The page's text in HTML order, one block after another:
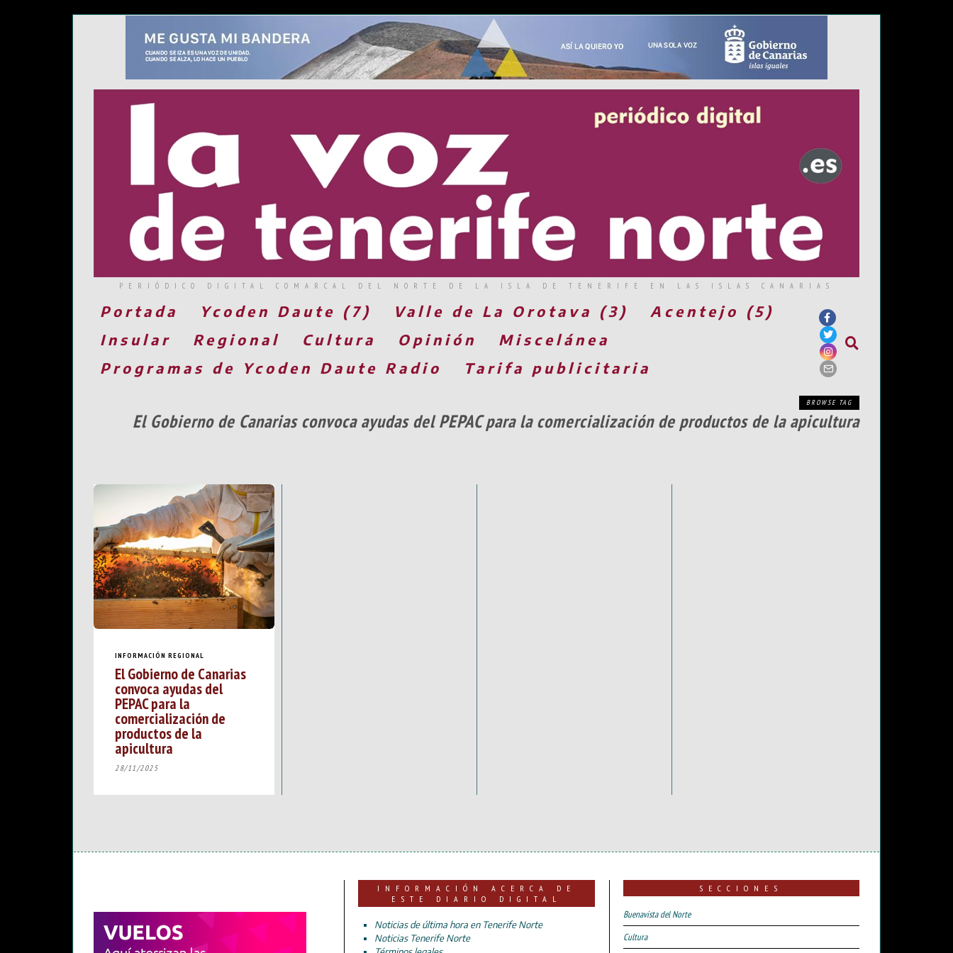
PERIÓDICO DIGITAL COMARCAL DEL NORTE DE LA ISLA DE TENERIFE EN LAS ISLAS CANARIAS
Portada Ycoden Daute (7) Valle de La Orotava (3)
Acentejo (5)
Insular
Regional Cultura Opinión
Miscelánea
Programas de Ycoden Daute Radio
Tarifa publicitaria
BROWSE TAG
El Gobierno de Canarias convoca ayudas del PEPAC para la comercialización de productos de la apicultura
INFORMACIÓN REGIONAL
El Gobierno de Canarias
convoca ayudas del
PEPAC para la
comercialización de
productos de la
apicultura
28/11/2025
INFORMACIÓN ACERCA DE
ESTE DIARIO DIGITAL
Noticias de última hora en Tenerife Norte
Noticias Tenerife Norte
SECCIONES
Buenavista del Norte
Cultura